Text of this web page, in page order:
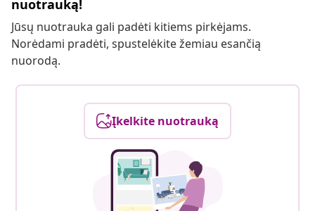
nuotrauką!
Jūsų nuotrauka gali padėti kitiems pirkėjams.
Norėdami pradėti, spustelėkite žemiau esančią
nuorodą.
Įkelkite nuotrauką